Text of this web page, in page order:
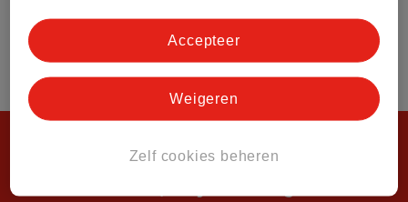
Steeds verrassend, altijd voordelig!
Zelf cookies beheren
Weigeren
Accepteer